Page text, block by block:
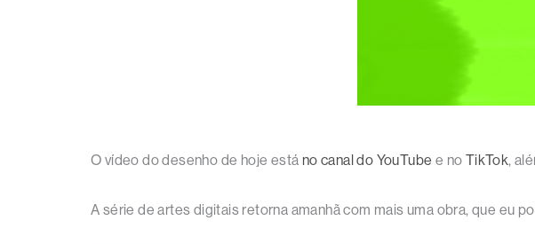
O vídeo do desenho de hoje está no canal do YouTube e no TikTok,
A série de artes digitais retorna amanhã com mais uma obra, que eu